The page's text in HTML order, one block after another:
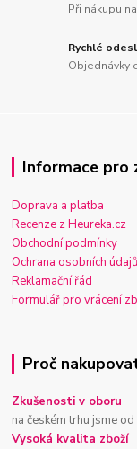
Při nákupu
Rychlé
Objednávky
Informace pro
Doprava a platba
Recenze z Heureka.cz
Obchodní podmínky
Ochrana osobních údajů
Reklamační řád
Formulář pro vrácení
Proč
Zkušenosti v oboru
na českém trhu jsme
Vysoká kvalita zboží